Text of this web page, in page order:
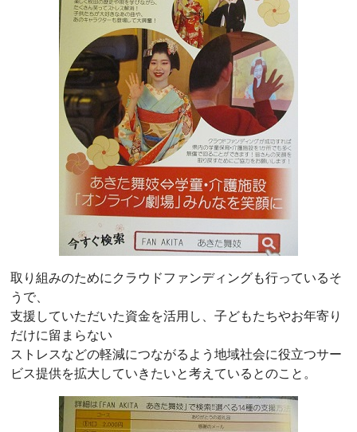
取り組みのためにクラウドファンディングも行っているそ
うで、
支援していただいた資金を活用し、子どもたちやお年寄り
だけに留まらない
ストレスなどの軽減につながるよう地域社会に役立つサー
ビス提供を拡大していきたいと考えているとのこと。